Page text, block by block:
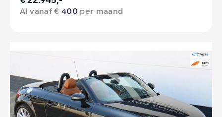
Al vanaf €400 per maand